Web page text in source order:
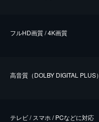
フルHD画質 / 4K画質
⾼⾳質（DOLBY DIGITAL PLUS）
テレビ / スマホ / PCなどに対応